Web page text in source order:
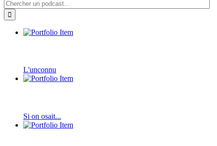
L'unconnu
Si on osait...